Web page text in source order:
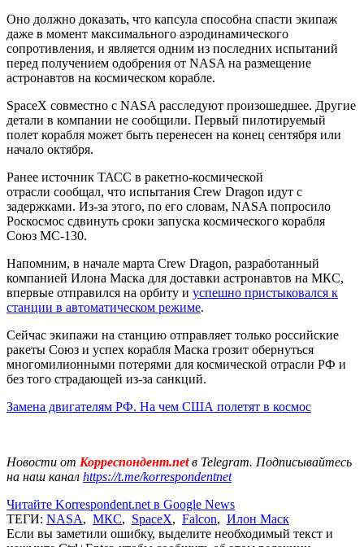
Оно должно доказать, что капсула способна спасти экипаж
даже в момент максимального аэродинамического
сопротивления, и является одним из последних испытаний
перед получением одобрения от NASA на размещение
астронавтов на космическом корабле.
SpaceX совместно с NASA расследуют произошедшее. Другие
детали в компании не сообщили. Первый пилотируемый
полет корабля может быть перенесен на конец сентября или
начало октября.
Ранее источник ТАСС в ракетно-космической
отрасли сообщал, что испытания Crew Dragon идут с
задержками. Из-за этого, по его словам, NASA попросило
Роскосмос сдвинуть сроки запуска космического корабля
Союз МС-130.
Напомним, в начале марта Crew Dragon, разработанный
компанией Илона Маска для доставки астронавтов на МКС,
впервые отправился на орбиту и успешно пристыковался к
станции в автоматическом режиме.
Сейчас экипажи на станцию отправляет только российские
ракеты Союз и успех корабля Маска грозит обернуться
многомилионными потерями для космической отрасли РФ и
без того страдающей из-за санкций.
Замена двигателям РФ. На чем США полетят в космос
Новости от Корреспондент.netв Telegram. Подписывайтесь
на наш канал https://t.me/korrespondentnet
Читайте Korrespondent.net в Google News
ТЕГИ: NASA, МКС, SpaceX, Falcon, Илон Маск
Если вы заметили ошибку, выделите необходимый текст и